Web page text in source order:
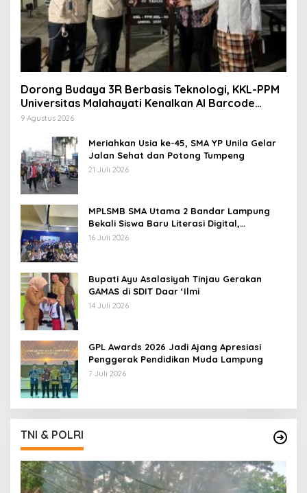
Dorong Budaya 3R Berbasis Teknologi, KKL-PPM
Universitas Malahayati Kenalkan AI Barcode
untuk Edukasi Sampah
9 Agustus 2026
Meriahkan Usia ke-45, SMA YP Unila Gelar
Jalan Sehat dan Potong Tumpeng
21 Juli 2026
MPLSMB SMA Utama 2 Bandar Lampung
Bekali Siswa Baru Literasi Digital,
Jurnalistik, dan Etika Bermedia Sosial
16 Juli 2026
Bupati Ayu Asalasiyah Tinjau Gerakan
GAMAS di SDIT Daar ‘Ilmi
14 Juli 2026
GPL Awards 2026 Jadi Ajang Apresiasi
Penggerak Pendidikan Muda Lampung
7 Juli 2026
TNI & POLRI